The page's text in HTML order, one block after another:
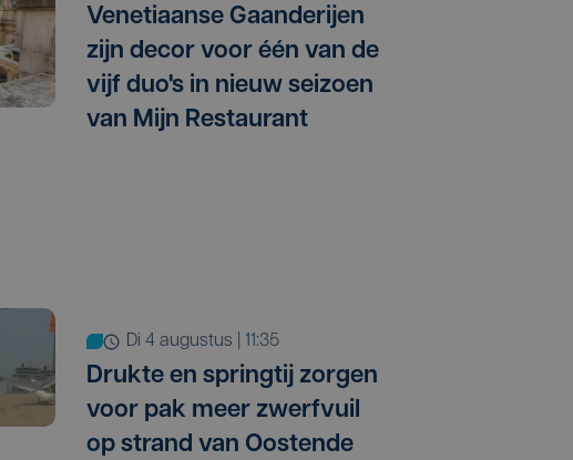
Venetiaanse Gaanderijen
zijn decor voor één van de
vijf duo's in nieuw seizoen
van Mijn Restaurant
di 4 augustus | 11:35
Drukte en springtij zorgen
voor pak meer zwerfvuil
op strand van Oostende